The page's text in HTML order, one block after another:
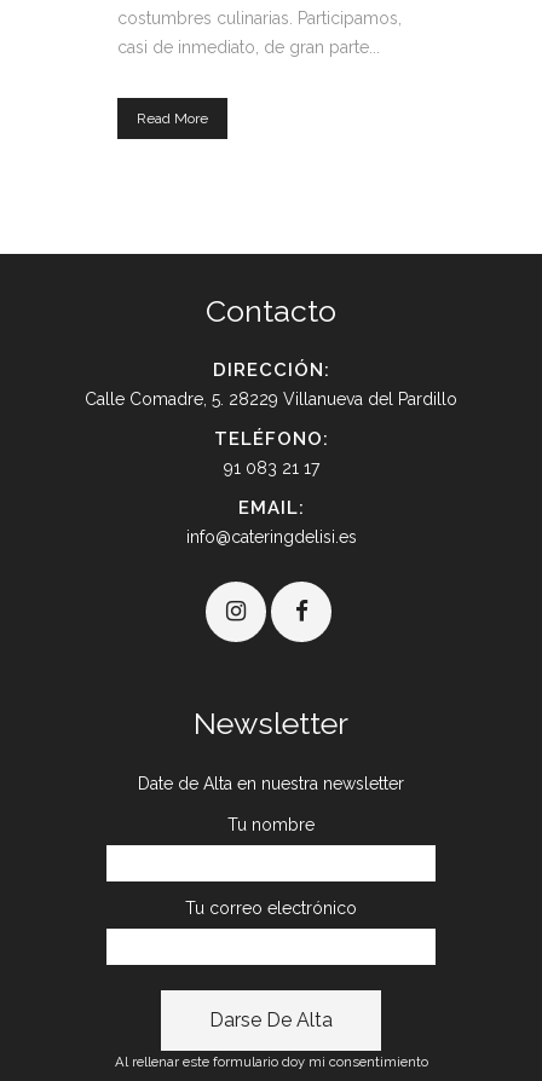
costumbres culinarias. Participamos,
casi de inmediato, de gran parte...
Read More
Contacto
DIRECCIÓN:
Calle Comadre, 5. 28229 Villanueva del Pardillo
TELÉFONO:
91 083 21 17
EMAIL:
info@cateringdelisi.es
Newsletter
Date de Alta en nuestra newsletter
Tu nombre
Tu correo electrónico
Al rellenar este formulario doy mi consentimiento